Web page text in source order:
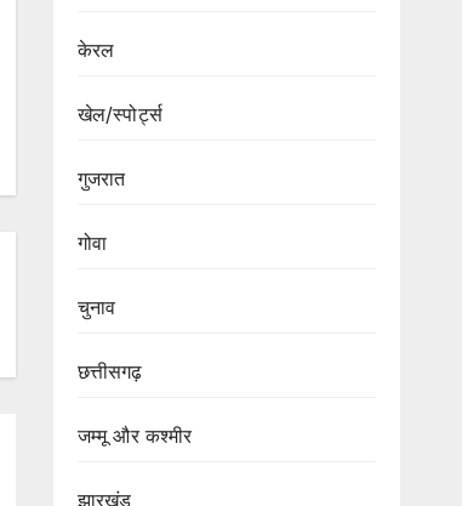
केरल
खेल/स्पोर्ट्स
गुजरात
गोवा
चुनाव
छत्तीसगढ़
जम्मू और कश्मीर
झारखंड